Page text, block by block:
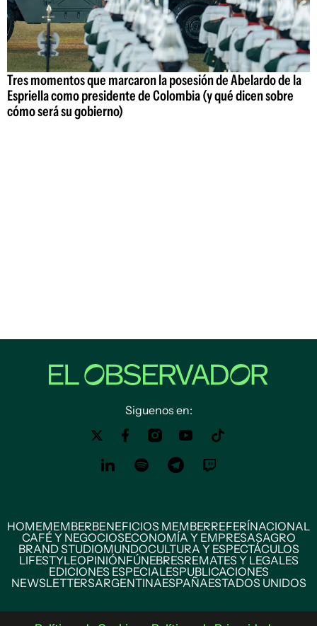
Tres momentos que marcaron la posesión de Abelardo de la
Espriella como presidente de Colombia (y qué dicen sobre
cómo será su gobierno)
Siguenos en:
HOMEMEMBERBENEFICIOS MEMBERREFERÍNACIONAL
CAFÉ Y NEGOCIOSECONOMÍA Y EMPRESASAGRO
BRAND STUDIOMUNDOCULTURA Y ESPECTÁCULOS
LIFESTYLEOPINIÓNFÚNEBRESREMATES Y LEGALES
EDICIONES ESPECIALESPUBLICACIONES
NEWSLETTERSARGENTINAESPAÑAESTADOS UNIDOS